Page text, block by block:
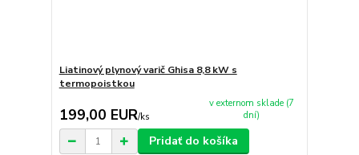
Liatinový plynový varič Ghisa 8,8 kW s
termopoistkou
199,00 EUR/ks
v externom sklade (7
dní)
Pridať do košíka